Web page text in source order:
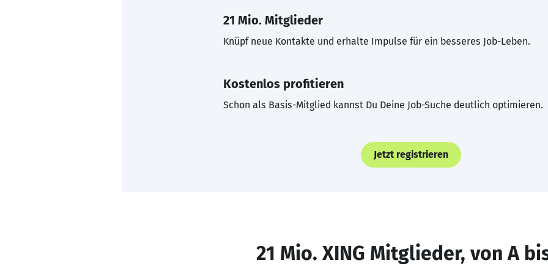
21 Mio. Mitglieder
Knüpf neue Kontakte und erhalte Impulse für ein besseres Job-Leben.
Kostenlos profitieren
Schon als Basis-Mitglied kannst Du Deine Job-Suche deutlich optimieren.
Jetzt registrieren
21 Mio. XING Mitglieder, von A